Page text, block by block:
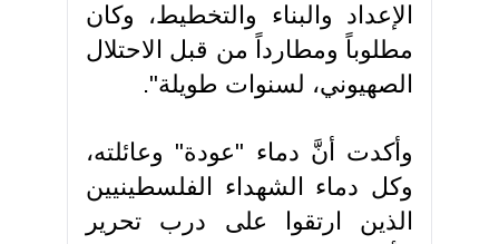
الإعداد والبناء والتخطيط، وكان
مطلوباً ومطارداً من قبل الاحتلال
الصهيوني، لسنوات طويلة".
وأكدت أنَّ دماء "عودة" وعائلته،
وكل دماء الشهداء الفلسطينيين
الذين ارتقوا على درب تحرير